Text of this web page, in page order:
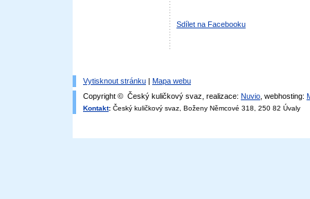
Sdílet na Facebooku
Vytisknout stránku | Mapa webu
Copyright © Český kuličkový svaz, realizace: Nuvio , webhosting:
Kontakt: Český kuličkový svaz, Boženy Němcové 318, 250 82 Úvaly